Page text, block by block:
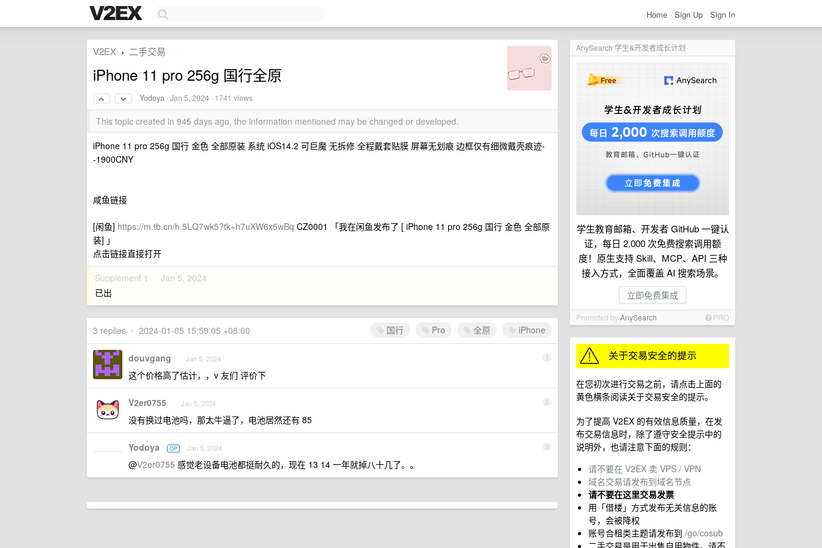
Home Sign Up Sign In
AnySearch 学生&开发者成长计划
学生教育邮箱、开发者 GitHub 一键认
证，每日 2,000 次免费搜索调用额
度！原生支持 Skill、MCP、API 三种
接入方式，全面覆盖 AI 搜索场景。
立即免费集成
Promoted byAnySearch PRO
在您初次进行交易之前，请点击上面的
黄色横条阅读关于交易安全的提示。
为了提高 V2EX 的有效信息质量，在发
布交易信息时，除了遵守安全提示中的
说明外，也请注意下面的规则：
请不要在 V2EX 卖 VPS / VPN
域名交易请发布到域名节点
请不要在这里交易发票
用「借楼」方式发布无关信息的账
号，会被降权
账号合租类主题请发布到 /go/cosub
二手交易是用于出售自用物件。请不
V2EX › 二手交易
iPhone 11 pro 256g 国行全原
Yodoya ·Jan 5, 2024 · 1741 views
This topic created in 945 days ago, the information mentioned may be changed or developed.
iPhone 11 pro 256g 国行 金色 全部原装 系统 iOS14.2 可巨魔 无拆修 全程戴套贴膜 屏幕无划痕 边框仅有细微戴壳痕迹-
-1900CNY
咸鱼链接
[闲鱼] https://m.tb.cn/h.5LQ7wk5?tk=h7uXW6x5wBq CZ0001 「我在闲鱼发布了 [ iPhone 11 pro 256g 国行 金色 全部原
装] 」
点击链接直接打开
Supplement 1 · Jan 5, 2024
已出
国行 Pro 全原 iPhone
3 replies • 2024-01-05 15:59:05 +08:00
1
douvgang Jan 5, 2024
这个价格高了估计，，v 友们 评价下
2
V2er0755 Jan 5, 2024
没有换过电池吗，那太牛逼了，电池居然还有 85
3
Yodoya OP Jan 5, 2024
@V2er0755 感觉老设备电池都挺耐久的，现在 13 14 一年就掉八十几了。。